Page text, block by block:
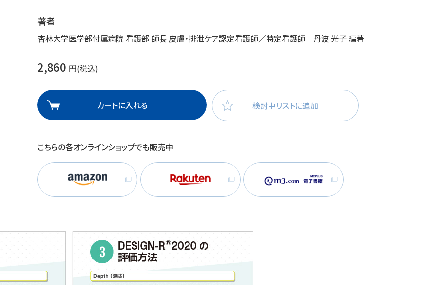
著者
杏林大学医学部付属病院 看護部 師長 皮膚・排泄ケア認定看護師／特定看護師 丹波 光子 編著
2,860 円(税込)
カートに入れる 検討中リストに追加
こちらの各オンラインショップでも販売中